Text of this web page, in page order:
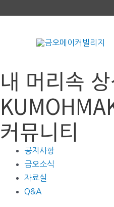
너
뛰
기
내 머리속
커뮤니티
공지사항
금오소식
자료실
Q&A